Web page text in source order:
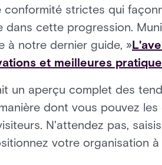
conformité strictes qui
dans cette progression.
à notre dernier guide, »
et meilleures
un aperçu complet des
dont vous pouvez
N'attendez pas,
votre organisation